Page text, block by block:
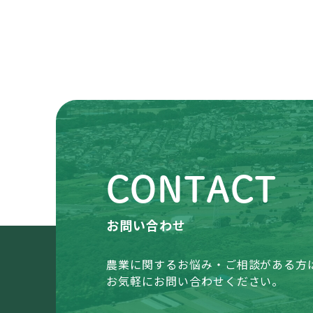
CONTACT
お問い合わせ
農業に関するお悩み・ご相談がある方
お気軽にお問い合わせください。